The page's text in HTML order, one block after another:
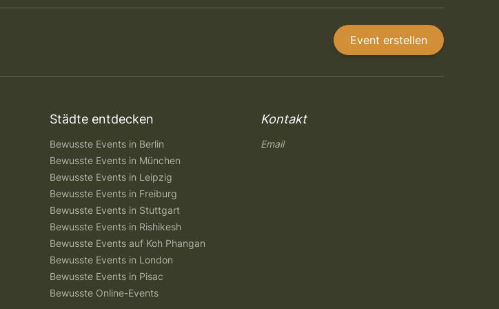
Event erstellen
Städte entdecken
Bewusste Events in Berlin
Bewusste Events in München
Bewusste Events in Leipzig
Bewusste Events in Freiburg
Bewusste Events in Stuttgart
Bewusste Events in Rishikesh
Bewusste Events auf Koh Phangan
Bewusste Events in London
Bewusste Events in Pisac
Bewusste Online-Events
Kontakt
Email